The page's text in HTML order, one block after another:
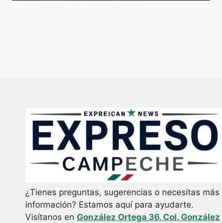
¿Tienes preguntas, sugerencias o necesitas más
información? Estamos aquí para ayudarte.
Visítanos en González Ortega 36, Col. González